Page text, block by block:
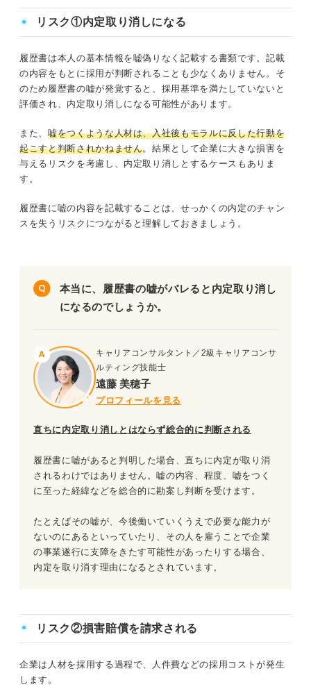
リスク①内定取り消しになる
履歴書は本人の基本情報を嘘偽りなく記載する書類です。記載
の内容をもとに採用が判断されることも少なくありません。そ
のため履歴書の嘘が発覚すると、採用基準を満たしていないと
評価され、内定取り消しになる可能性があります。
また、 嘘をつくような人材は、入社後もモラルに反した行動を
起こすと判断されかねません。結果として企業に大きな損害を
与えるリスクを考慮し、内定取り消しとするケースもありま
す。
履歴書に嘘の内容を記載することは、せっかくの内定のチャン
スを失うリスクにつながると理解しておきましょう。
本当に、履歴書の嘘がバレると内定取り消し
になるのでしょうか。
キャリアコンサルタント／2級キャリアコンサ
ルティング技能士
遠藤 美穂子
プロフィールを見る
直ちに内定取り消しとはならず総合的に判断される
履歴書に嘘があると判明した場合、直ちに内定が取り消
されるわけではありません。嘘の内容、程度、嘘をつく
に至った経緯などを総合的に勘案し判断を受けます。
たとえばその嘘が、今後働いていくうえで必要な能力が
ないのにあるといっていたり、その人を雇うことで企業
の事業遂行に支障をきたす可能性があったりする場合、
内定を取り消す理由になるとされています。
リスク②損害賠償を請求される
企業は人材を採用する過程で、人件費などの採用コストが発生
します。